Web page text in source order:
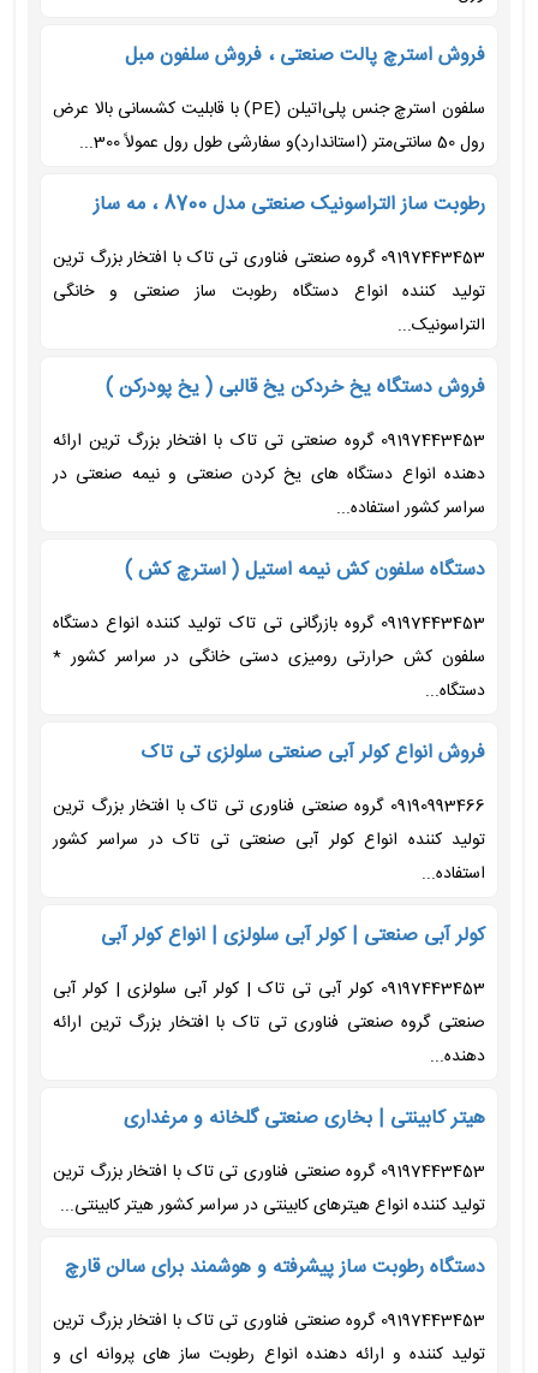
فروش استرچ پالت صنعتی ، فروش سلفون مبل
سلفون استرچ جنس پلی‌اتیلن (PE) با قابلیت کشسانی بالا عرض
رول 50 سانتی‌متر (استاندارد)و سفارشی طول رول عمولاً 300...
رطوبت ساز التراسونیک صنعتی مدل 8700 ، مه ساز
09197443453 گروه صنعتی فناوری تی تاک با افتخار بزرگ ترین
تولید کننده انواع دستگاه رطوبت ساز صنعتی و خانگی
التراسونیک...
فروش دستگاه یخ خردکن یخ قالبی ( یخ پودرکن )
09197443453 گروه صنعتی تی تاک با افتخار بزرگ ترین ارائه
دهنده انواع دستگاه های یخ کردن صنعتی و نیمه صنعتی در
سراسر کشور استفاده...
دستگاه سلفون کش نیمه استیل ( استرچ کش )
09197443453 گروه بازرگانی تی تاک تولید کننده انواع دستگاه
سلفون کش حرارتی رومیزی دستی خانگی در سراسر کشور *
دستگاه...
فروش انواع کولر آبی صنعتی سلولزی تی تاک
09190993466 گروه صنعتی فناوری تی تاک با افتخار بزرگ ترین
تولید کننده انواع کولر آبی صنعتی تی تاک در سراسر کشور
استفاده...
کولر آبی صنعتی | کولر آبی سلولزی | انواع کولر آبی
09197443453 کولر آبی تی تاک | کولر آبی سلولزی | کولر آبی
صنعتی گروه صنعتی فناوری تی تاک با افتخار بزرگ ترین ارائه
دهنده...
هیتر کابینتی | بخاری صنعتی گلخانه و مرغداری
09197443453 گروه صنعتی فناوری تی تاک با افتخار بزرگ ترین
تولید کننده انواع هیترهای کابینتی در سراسر کشور هیتر کابینتی...
دستگاه رطوبت ساز پیشرفته و هوشمند برای سالن قارچ
09197443453 گروه صنعتی فناوری تی تاک با افتخار بزرگ ترین
تولید کننده و ارائه دهنده انواع رطوبت ساز های پروانه ای و